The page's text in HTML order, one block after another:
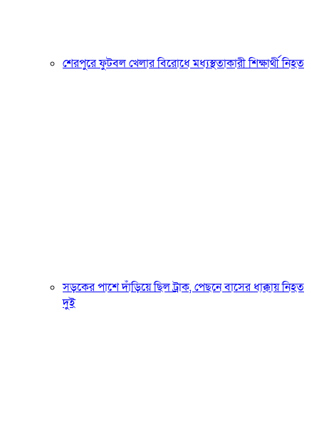
শেরপুরে ফুটবল খেলার বিরোধে মধ্যস্থতাকারী শিক্ষার্থী নিহত
সড়কের পাশে দাঁড়িয়ে ছিল ট্রাক, পেছনে বাসের ধাক্কায় নিহত
দুই